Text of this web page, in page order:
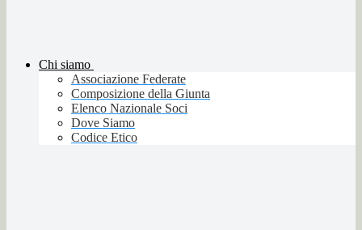
Chi siamo
Associazione Federate
Composizione della Giunta
Elenco Nazionale Soci
Dove Siamo
Codice Etico